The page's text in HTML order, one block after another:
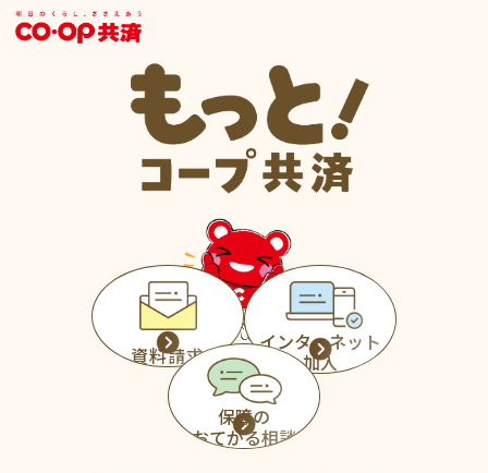
資料請求
インターネット
加入
保障の
おてがる相談